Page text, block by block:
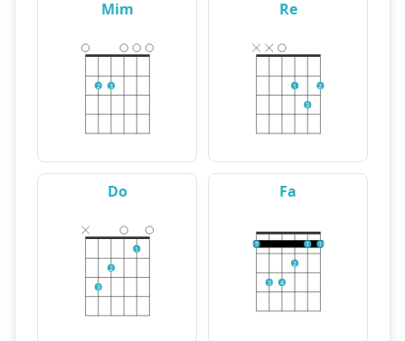
Mim
2 3
Re
1
3
2
Do
3
2
1
Fa
1
3 4
2
1 1